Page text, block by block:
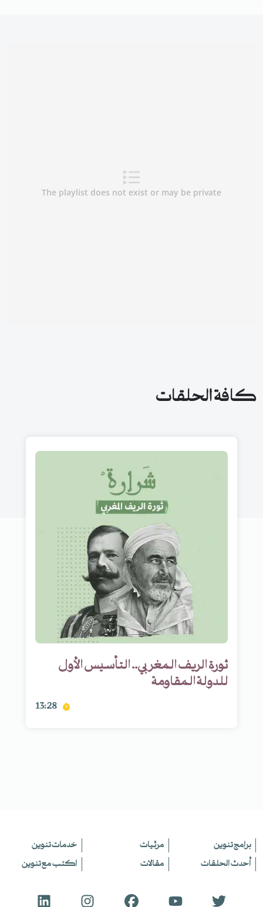
كافة الحلقات
ثورة الريف المغربي.. التأسيس الأول
للدولة المقاومة
13:28
برامج تنوين مرئيات
خدمات تنوين
أحدث الحلقات
مقالات اكتب مع تنوين